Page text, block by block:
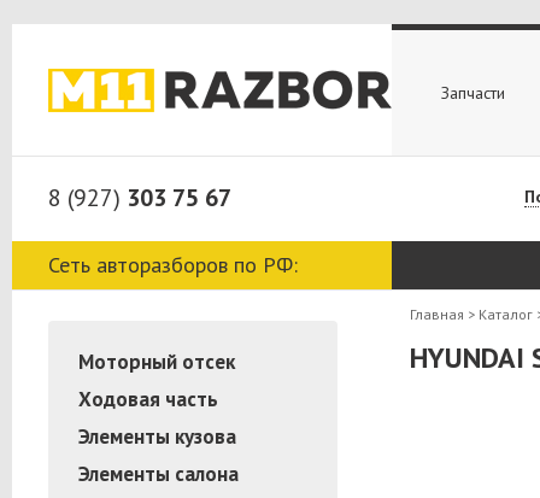
Запчасти
8 (927) 303 75 67
Сеть авторазборов по РФ:
Моторный отсек
Ходовая часть
Элементы кузова
Элементы салона
Главная > Каталог